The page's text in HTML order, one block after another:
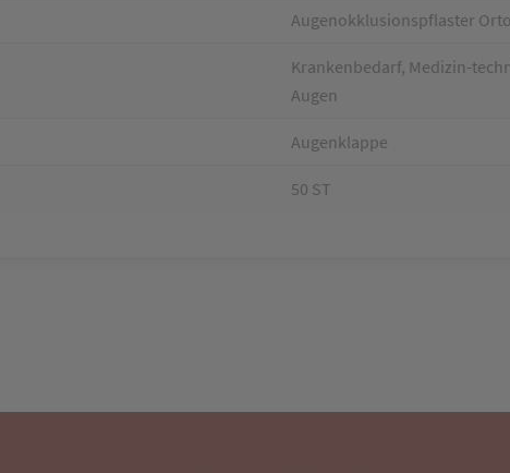
Augenokklusionspflaster
Krankenbedarf, Medizin-
Augen
Augenklappe
50 ST